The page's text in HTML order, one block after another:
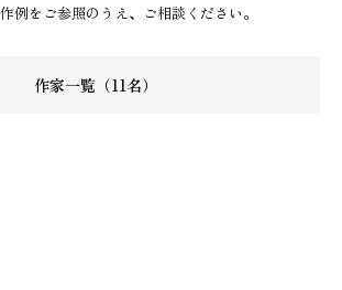
例をご参照のうえ、ご相談ください。
作家一覧（11名）